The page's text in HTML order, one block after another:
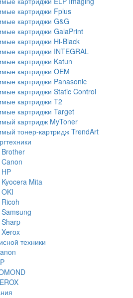
картриджи Fplus
картриджи G&G
картриджи GalaPrint
картриджи Hi-Black
картриджи INTEGRAL
картриджи Katun
картриджи OEM
картриджи Panasonic
картриджи Static Control
картриджи T2
картриджи Target
картридж MyToner
тонер-картридж TrendArt
Brother
Mita
Sharp
Xerox
техники